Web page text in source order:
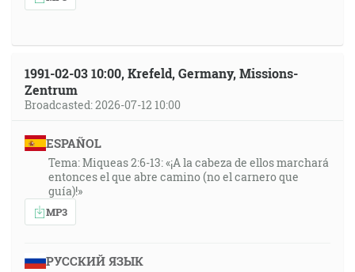
1991-02-03 10:00, Krefeld, Germany, Missions-
Zentrum
Broadcasted: 2026-07-12 10:00
ESPAÑOL
Tema: Miqueas 2:6-13: «¡A la cabeza de ellos marchará
entonces el que abre camino (no el carnero que
guía)!»
MP3
РУССКИЙ ЯЗЫК